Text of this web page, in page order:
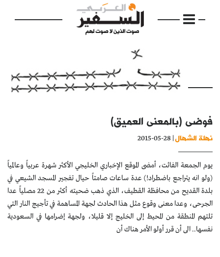
مواضيع
فكرة
دفاتر
بالصورة
كتّابنا
فوضى (بالمعنى العميق)
نهلة الشهال | 28-05-2015
يوم الجمعة الفائت، أمضى الموقع الإخباري الخليجي الأكثر شهرة عربياً وعالمياً
(ولو انه يتراجع باضطراد!) عدة ساعات صامتاً حيال تفجير المسجد الشيعي في
بلدة القديح من محافظة القطيف، الذي ذهب ضحيته أكثر من 22 مصلياً عدا
الجرحى، وعدا معنى وقوع مثل هذا الحادث لجهة المساهمة في تأجيج النار التي
تلتهم المنطقة من المحيط إلى الخليج إلا قليلا، ولجهة إضرامها في السعودية
نفسها.. الى أن قرر أولو الأمر هناك أن